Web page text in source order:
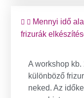
Mennyi idő
frizurák
A workshop
különböző
neked. Az